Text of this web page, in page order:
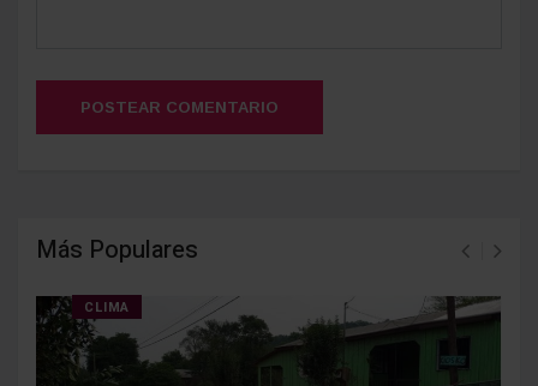
POSTEAR COMENTARIO
Más Populares
CLIMA